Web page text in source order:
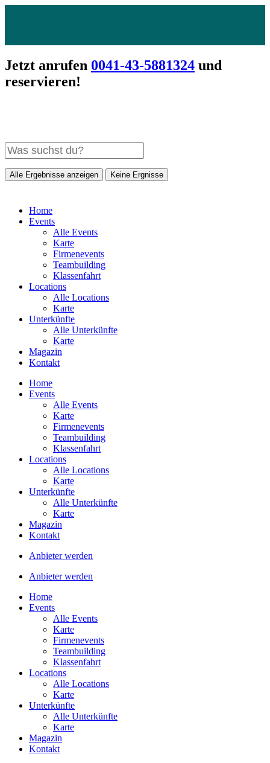
Jetzt anrufen 0041-43-5881324 und
reservieren!
Alle Ergebnisse anzeigen Keine Ergnisse
Home
Events
Alle Events
Karte
Firmenevents
Teambuilding
Klassenfahrt
Locations
Alle Locations
Karte
Unterkünfte
Alle Unterkünfte
Karte
Magazin
Kontakt
Home
Events
Alle Events
Karte
Firmenevents
Teambuilding
Klassenfahrt
Locations
Alle Locations
Karte
Unterkünfte
Alle Unterkünfte
Karte
Magazin
Kontakt
Anbieter werden
Anbieter werden
Home
Events
Alle Events
Karte
Firmenevents
Teambuilding
Klassenfahrt
Locations
Alle Locations
Karte
Unterkünfte
Alle Unterkünfte
Karte
Magazin
Kontakt